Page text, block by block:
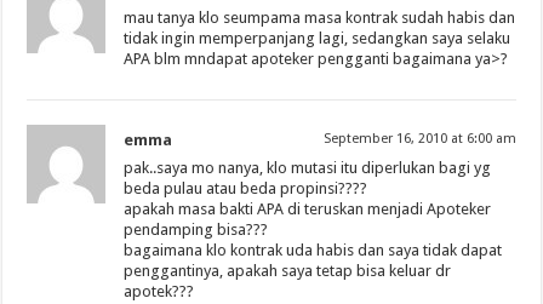
mau tanya klo seumpama masa kontrak sudah habis dan
tidak ingin memperpanjang lagi, sedangkan saya selaku
APA blm mndapat apoteker pengganti bagaimana ya>?
emma September 16, 2010 at 6:00 am
pak..saya mo nanya, klo mutasi itu diperlukan bagi yg
beda pulau atau beda propinsi????
apakah masa bakti APA di teruskan menjadi Apoteker
pendamping bisa???
bagaimana klo kontrak uda habis dan saya tidak dapat
penggantinya, apakah saya tetap bisa keluar dr
apotek???